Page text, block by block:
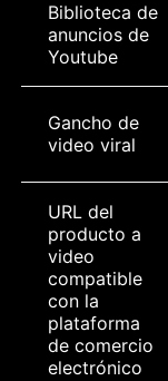
Biblioteca de
anuncios de
Youtube
Gancho de
video viral
URL del
producto a
video
compatible
con la
plataforma
de comercio
electrónico